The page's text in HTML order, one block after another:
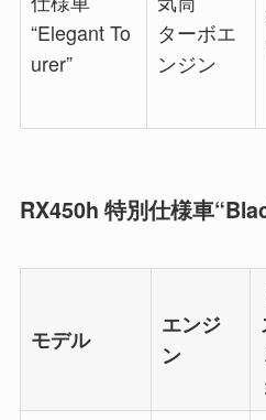
“Elegant To
urer”
ターボエ
ンジン
RX450h 特別仕様車
モデル
エンジ
ン